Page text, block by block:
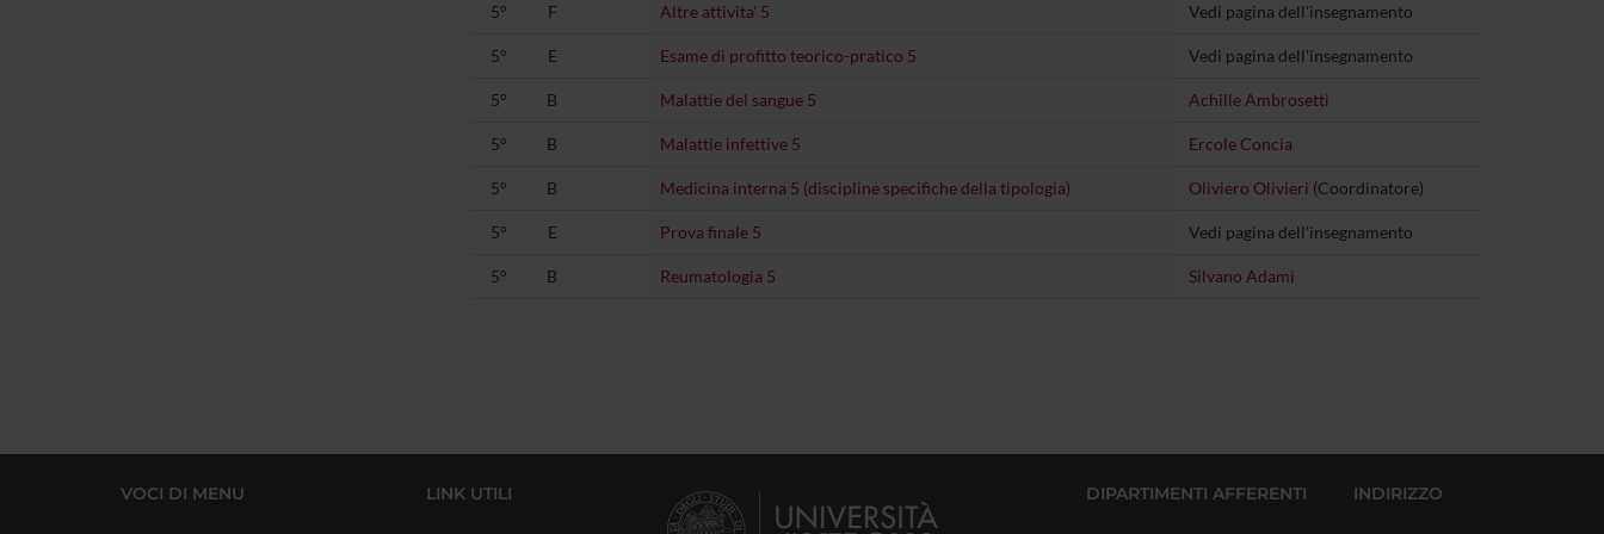
5° F Altre attivita' 5 Vedi pagina dell'insegnamento
5° E Esame di profitto teorico-pratico 5 Vedi pagina dell'insegnamento
5° B Malattie del sangue 5 Achille Ambrosetti
5° B Malattie infettive 5 Ercole Concia
5° B Medicina interna 5 (discipline specifiche della tipologia) Oliviero Olivieri (Coordinatore)
5° E Prova finale 5 Vedi pagina dell'insegnamento
5° B Reumatologia 5 Silvano Adami
VOCI DI MENU LINK UTILI DIPARTIMENTI AFFERENTI INDIRIZZO